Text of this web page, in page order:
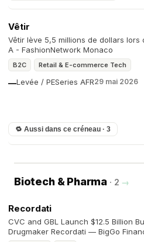
Vêtir
Vêtir lève 5,5 millions de dollars
A - FashionNetwork Monaco
B2C Retail & E-commerce Tech
Levée / PE
— Series AFR29 mai 2026
🔁 Aussi dans ce créneau · 3
Biotech & Pharma · 2 →
Recordati
CVC and GBL Launch $12.5 Billion
Drugmaker Recordati — BigGo